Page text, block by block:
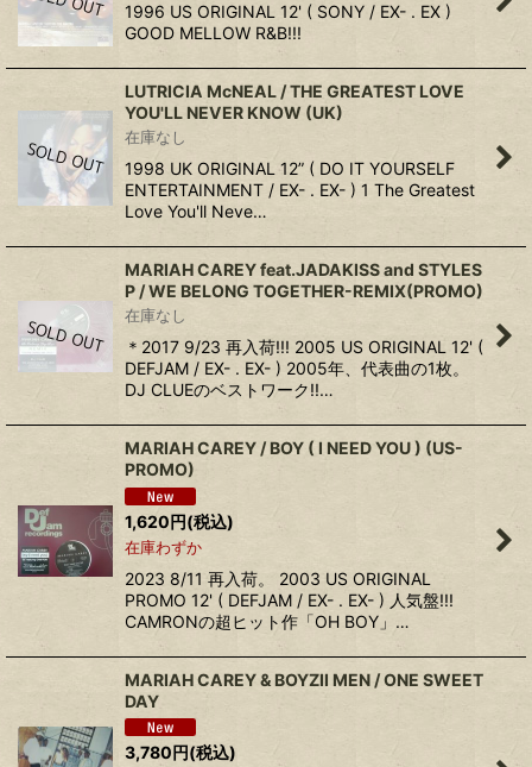
1996 US ORIGINAL 12' ( SONY / EX- . EX )
GOOD MELLOW R&B!!!
LUTRICIA McNEAL / THE GREATEST LOVE
YOU'LL NEVER KNOW (UK)
在庫なし
1998 UK ORIGINAL 12” ( DO IT YOURSELF
ENTERTAINMENT / EX- . EX- ) 1 The Greatest
Love You'll Neve…
MARIAH CAREY feat.JADAKISS and STYLES
P / WE BELONG TOGETHER-REMIX(PROMO)
在庫なし
＊2017 9/23 再入荷!!! 2005 US ORIGINAL 12' (
DEFJAM / EX- . EX- ) 2005年、代表曲の1枚。
DJ CLUEのベストワーク!!…
MARIAH CAREY / BOY ( I NEED YOU ) (US-
PROMO)
1,620円(税込)
在庫わずか
2023 8/11 再入荷。 2003 US ORIGINAL
PROMO 12' ( DEFJAM / EX- . EX- ) 人気盤!!!
CAMRONの超ヒット作「OH BOY」…
MARIAH CAREY & BOYZII MEN / ONE SWEET
DAY
3,780 円(税込)